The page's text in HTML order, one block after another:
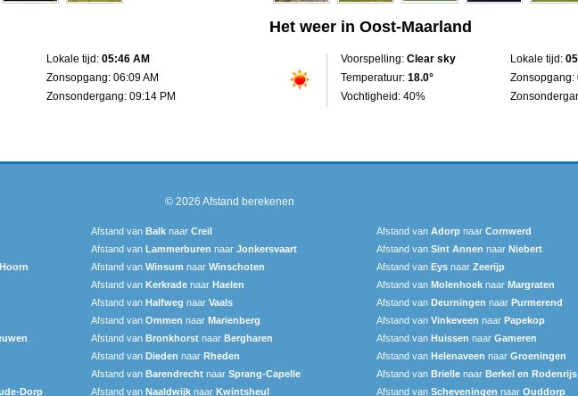
Lokale tijd: 05:46 AM
Zonsopgang: 06:09 AM
Zonsondergang: 09:14 PM
Het weer in Oost-Maarland
Voorspelling: Clear sky
Temperatuur: 18.0°
Vochtigheid: 40%
Lokale tijd:
Zonsopgang:
© 2026 Afstand berekenen
Afstand van Balk naar Creil Afstand van Adorp naar Cornwerd
Afstand van Lammerburen naar Jonkersvaart Afstand van Sint Annen naar Niebert
Afstand van Winsum naar Winschoten Afstand van Eys naar Zeerijp
Afstand van Kerkrade naar Haelen Afstand van Molenhoek naar Margraten
Afstand van Halfweg naar Vaals Afstand van Deurningen naar Purmerend
Afstand van Ommen naar Marienberg Afstand van Vinkeveen naar Papekop
Afstand van Bronkhorst naar Bergharen Afstand van Huissen naar Gameren
Afstand van Dieden naar Rheden Afstand van Helenaveen naar Groeningen
Afstand van Barendrecht‎ naar Sprang-Capelle Afstand van Brielle naar Berkel en Rodenrijs
Dorp Afstand van Naaldwijk naar Kwintsheul Afstand van Scheveningen‎ naar Ouddorp